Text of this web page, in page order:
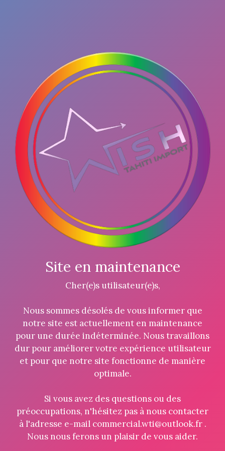
Site en maintenance
Cher(e)s utilisateur(e)s,
Nous sommes désolés de vous informer que
notre site est actuellement en maintenance
pour une durée indéterminée. Nous travaillons
dur pour améliorer votre expérience utilisateur
et pour que notre site fonctionne de manière
optimale.
Si vous avez des questions ou des
préoccupations, n'hésitez pas à nous contacter
à l'adresse e-mail commercial.wti@outlook.fr .
Nous nous ferons un plaisir de vous aider.